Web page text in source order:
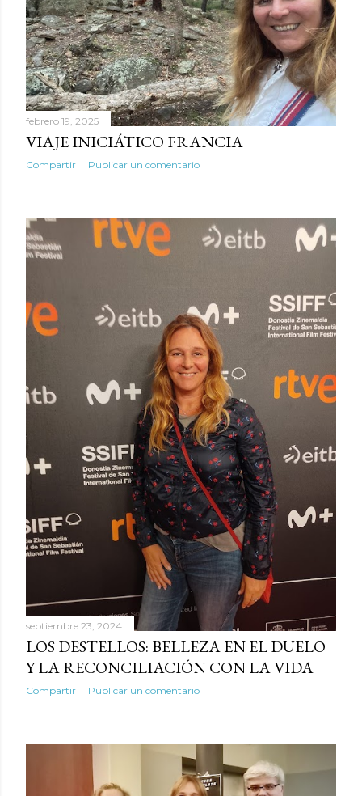
febrero 19, 2025
VIAJE INICIÁTICO FRANCIA
Compartir Publicar un comentario
septiembre 23, 2024
LOS DESTELLOS: BELLEZA EN EL DUELO
Y LA RECONCILIACIÓN CON LA VIDA
Compartir Publicar un comentario